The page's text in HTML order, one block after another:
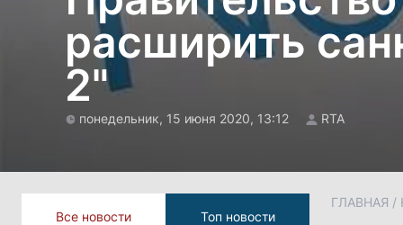
расширить
2"
понедельник, 15 июня 2020, 13:12 RTA
Все новости Топ новости
ГЛАВНАЯ /